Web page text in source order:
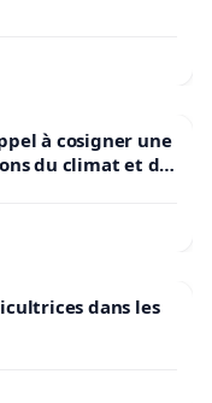
à cosigner une
du climat et de
dans les